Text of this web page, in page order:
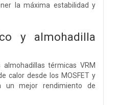
la máxima estabilidad y
y almohadilla
térmicas VRM
calor desde los MOSFET y
un mejor rendimiento de